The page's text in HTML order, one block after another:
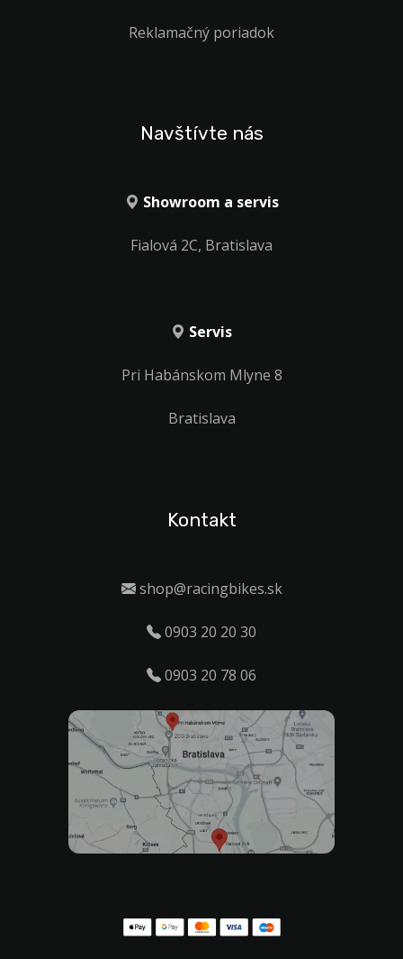
Reklamačný poriadok
Navštívte nás
Showroom a servis
Fialová 2C, Bratislava
Servis
Pri Habánskom Mlyne 8
Bratislava
Kontakt
shop@racingbikes.sk
0903 20 20 30
0903 20 78 06